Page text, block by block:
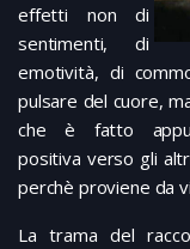
effetti non di
sentimenti, di
emotività, di
pulsare del cuore,
che è fatto
positiva verso gli
perchè proviene da
La trama del